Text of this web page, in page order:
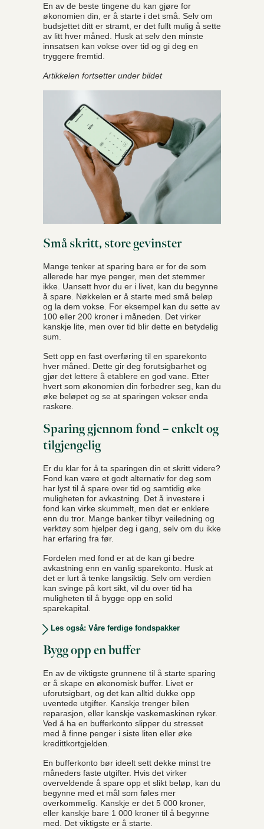
En av de beste tingene du kan gjøre for
økonomien din, er å starte i det små. Selv om
budsjettet ditt er stramt, er det fullt mulig å sette
av litt hver måned. Husk at selv den minste
innsatsen kan vokse over tid og gi deg en
tryggere fremtid.
Artikkelen fortsetter under bildet
Små skritt, store gevinster
Mange tenker at sparing bare er for de som
allerede har mye penger, men det stemmer
ikke. Uansett hvor du er i livet, kan du begynne
å spare. Nøkkelen er å starte med små beløp
og la dem vokse. For eksempel kan du sette av
100 eller 200 kroner i måneden. Det virker
kanskje lite, men over tid blir dette en betydelig
sum.
Sett opp en fast overføring til en sparekonto
hver måned. Dette gir deg forutsigbarhet og
gjør det lettere å etablere en god vane. Etter
hvert som økonomien din forbedrer seg, kan du
øke beløpet og se at sparingen vokser enda
raskere.
Sparing gjennom fond – enkelt og
tilgjengelig
Er du klar for å ta sparingen din et skritt videre?
Fond kan være et godt alternativ for deg som
har lyst til å spare over tid og samtidig øke
muligheten for avkastning. Det å investere i
fond kan virke skummelt, men det er enklere
enn du tror. Mange banker tilbyr veiledning og
verktøy som hjelper deg i gang, selv om du ikke
har erfaring fra før.
Fordelen med fond er at de kan gi bedre
avkastning enn en vanlig sparekonto. Husk at
det er lurt å tenke langsiktig. Selv om verdien
kan svinge på kort sikt, vil du over tid ha
muligheten til å bygge opp en solid
sparekapital.
Les også: Våre ferdige fondspakker
Bygg opp en buffer
En av de viktigste grunnene til å starte sparing
er å skape en økonomisk buffer. Livet er
uforutsigbart, og det kan alltid dukke opp
uventede utgifter. Kanskje trenger bilen
reparasjon, eller kanskje vaskemaskinen ryker.
Ved å ha en bufferkonto slipper du stresset
med å finne penger i siste liten eller øke
kredittkortgjelden.
En bufferkonto bør ideelt sett dekke minst tre
måneders faste utgifter. Hvis det virker
overveldende å spare opp et slikt beløp, kan du
begynne med et mål som føles mer
overkommelig. Kanskje er det 5 000 kroner,
eller kanskje bare 1 000 kroner til å begynne
med. Det viktigste er å starte.